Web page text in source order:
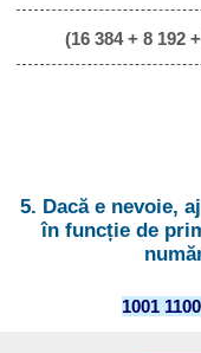
(16 384 + 8 192
5. Dacă e nevoie,
în funcție de
1001